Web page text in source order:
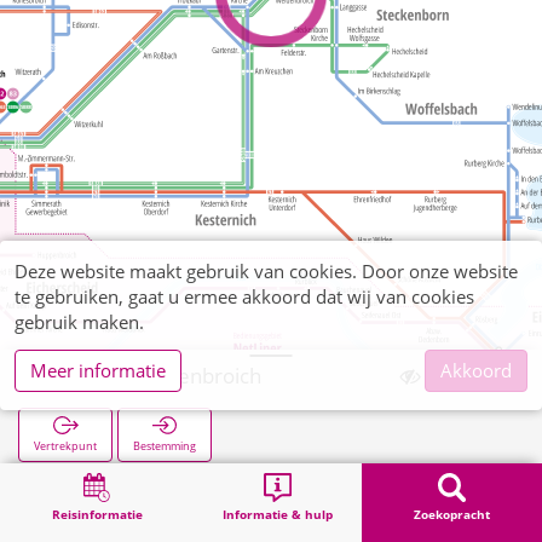
Reisinformatie Informatie & hulp Zoekopracht
Strauch Weidenbroich
Vertrekpunt Bestemming
Zoekopracht
Deze website maakt gebruik van cookies. Door onze website
te gebruiken, gaat u ermee akkoord dat wij van cookies
gebruik maken.
Meer informatie
Akkoord